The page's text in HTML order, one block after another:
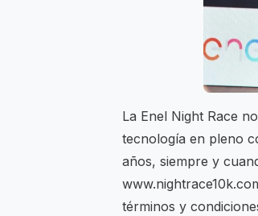
La Enel Night Race
tecnología en pleno
años, siempre y
términos y